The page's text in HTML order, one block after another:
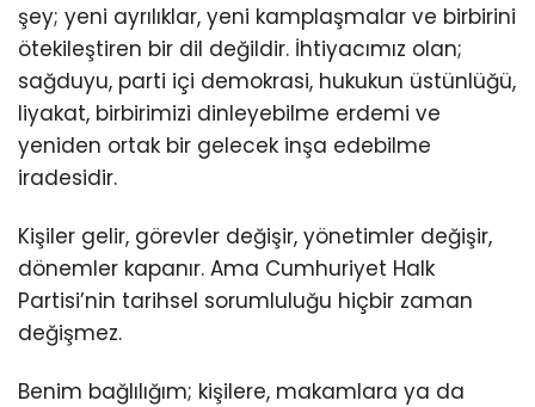
şey; yeni ayrılıklar, yeni kamplaşmalar ve birbirini
ötekileştiren bir dil değildir. İhtiyacımız olan;
sağduyu, parti içi demokrasi, hukukun üstünlüğü,
liyakat, birbirimizi dinleyebilme erdemi ve
yeniden ortak bir gelecek inşa edebilme
iradesidir.
Kişiler gelir, görevler değişir, yönetimler değişir,
dönemler kapanır. Ama Cumhuriyet Halk
Partisi’nin tarihsel sorumluluğu hiçbir zaman
değişmez.
Benim bağlılığım; kişilere, makamlara ya da